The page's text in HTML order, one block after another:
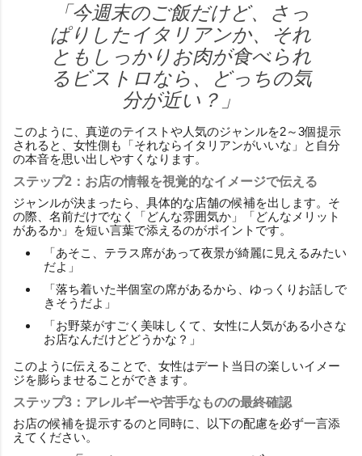
「今週末のご飯だけど、さっ
ぱりしたイタリアンか、それ
ともしっかりお肉が食べられ
るビストロなら、どっちの気
分が近い？」
このように、真逆のテイストや人気のジャンルを2～3個提示
されると、女性側も「それならイタリアンがいいな」と自分
の本音を思い出しやすくなります。
ステップ2：お店の情報を視覚的なイメージで伝える
ジャンルが決まったら、具体的な店舗の候補を出します。そ
の際、名前だけでなく「どんな雰囲気か」「どんなメリット
があるか」を短い言葉で添えるのがポイントです。
「あそこ、テラス席があって夜景が綺麗に見えるみたい
だよ」
「落ち着いた半個室の席があるから、ゆっくりお話しで
きそうだよ」
「お野菜がすごく美味しくて、女性に人気がある小さな
お店なんだけどどうかな？」
このように伝えることで、女性はデート当日の楽しいイメー
ジを膨らませることができます。
ステップ3：アレルギーや苦手なものの最終確認
お店の候補を提示するのと同時に、以下の配慮を必ず一言添
えてください。